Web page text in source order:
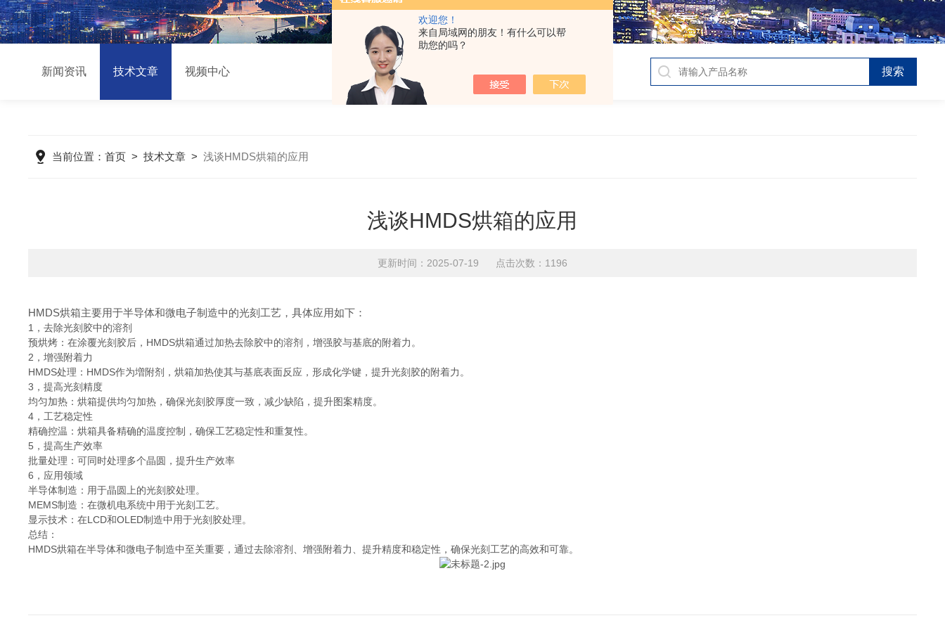
欢迎您！
来自局域网的朋友！有什么可以帮
助您的吗？
新闻资讯 技术文章 视频中心
当前位置：首页 >技术文章 >浅谈HMDS烘箱的应用
浅谈HMDS烘箱的应用
更新时间：2025-07-19 点击次数：1196
HMDS烘箱主要用于半导体和微电子制造中的光刻工艺，具体应用如下：
1，去除光刻胶中的溶剂
预烘烤：在涂覆光刻胶后，HMDS烘箱通过加热去除胶中的溶剂，增强胶与基底的附着力。
2，增强附着力
HMDS处理：HMDS作为増附剂，烘箱加热使其与基底表面反应，形成化学键，提升光刻胶的附着力。
3，提高光刻精度
均匀加热：烘箱提供均匀加热，确保光刻胶厚度一致，减少缺陷，提升图案精度。
4，工艺稳定性
精确控温：烘箱具备精确的温度控制，确保工艺稳定性和重复性。
5，提高生产效率
批量处理：可同时处理多个晶圆，提升生产效率
6，应用领域
半导体制造：用于晶圆上的光刻胶处理。
MEMS制造：在微机电系统中用于光刻工艺。
显示技术：在LCD和OLED制造中用于光刻胶处理。
总结：
HMDS烘箱在半导体和微电子制造中至关重要，通过去除溶剂、增强附着力、提升精度和稳定性，确保光刻工艺的高效和可靠。